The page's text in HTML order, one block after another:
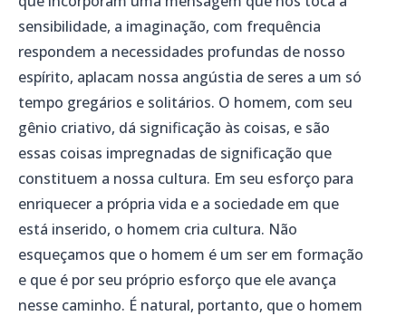
sensibilidade, a imaginação, com frequência
respondem a necessidades profundas de nosso
espírito, aplacam nossa angústia de seres a um só
tempo gregários e solitários. O homem, com seu
gênio criativo, dá significação às coisas, e são
essas coisas impregnadas de significação que
constituem a nossa cultura. Em seu esforço para
enriquecer a própria vida e a sociedade em que
está inserido, o homem cria cultura. Não
esqueçamos que o homem é um ser em formação
e que é por seu próprio esforço que ele avança
nesse caminho. É natural, portanto, que o homem